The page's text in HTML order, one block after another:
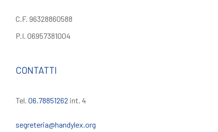
C.F. 96328860588
P.I. 06957381004
CONTATTI
Tel.06.78851262 int. 4
segreteria@handylex.org